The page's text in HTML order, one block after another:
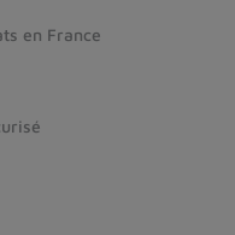
en France